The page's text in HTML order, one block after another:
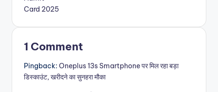
1 Comment
Pingback: Oneplus 13s Smartphone पर मिल रहा बड़ा
डिस्काउंट, खरीदने का सुनहरा मौका